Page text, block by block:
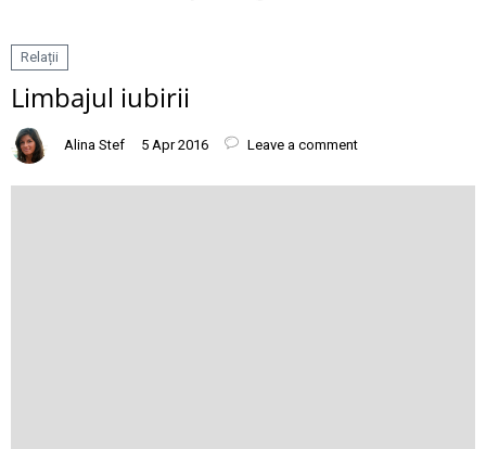
Relații
Limbajul iubirii
Alina Stef 5 Apr 2016 Leave a comment